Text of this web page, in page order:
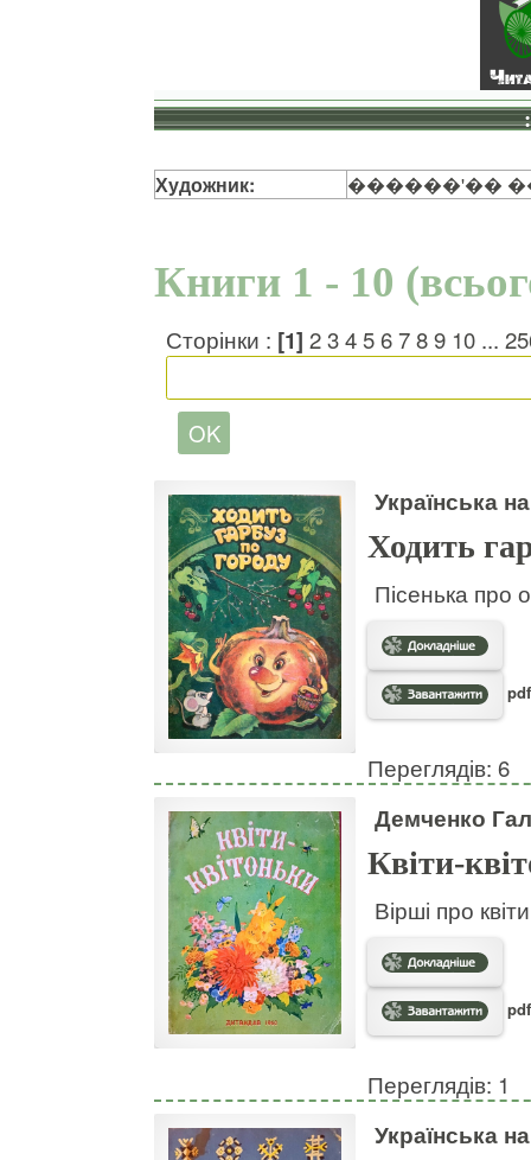
Художник: ������'��
Книги 1 - 10
Сторінки : [1] 23456789 10 ...
Українська
Ходить
Пісенька про
Переглядів: 6
Демченко
Квіти-
Вірші про
Переглядів: 1
Українська